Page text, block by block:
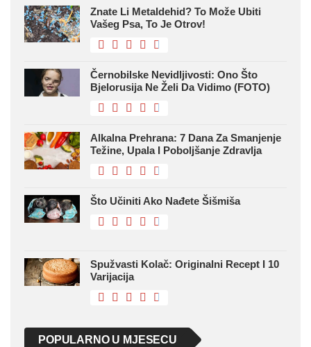
Znate Li Metaldehid? To Može Ubiti
Vašeg Psa, To Je Otrov!
Černobilske Nevidljivosti: Ono Što
Bjelorusija Ne Želi Da Vidimo (FOTO)
Alkalna Prehrana: 7 Dana Za Smanjenje
Težine, Upala I Poboljšanje Zdravlja
Što Učiniti Ako Nađete Šišmiša
Spužvasti Kolač: Originalni Recept I 10
Varijacija
POPULARNO U MJESECU